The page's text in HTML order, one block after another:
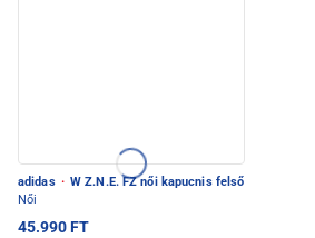
adidas · W Z.N.E. FZ női kapucnis felső
Női
45.990 FT